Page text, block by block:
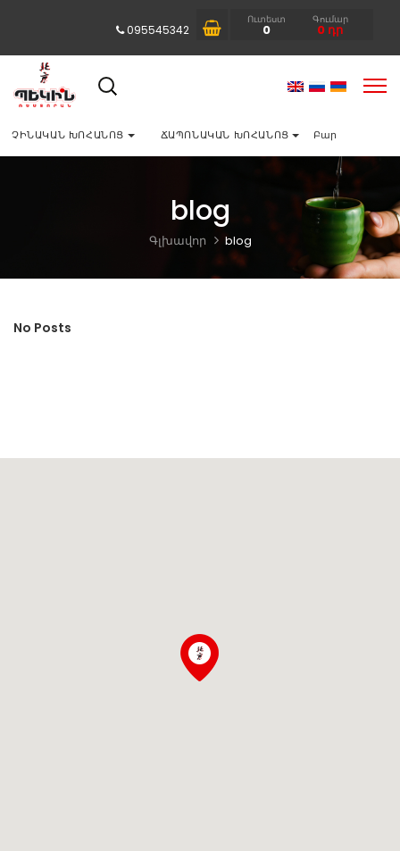
095545342
Ուտեստ
0
Գումար
0 դր
ՉԻՆԱԿԱՆ ԽՈՀԱՆՈՑ ՃԱՊՈՆԱԿԱՆ ԽՈՀԱՆՈՑ Բար
blog
Գլխավոր blog
No Posts